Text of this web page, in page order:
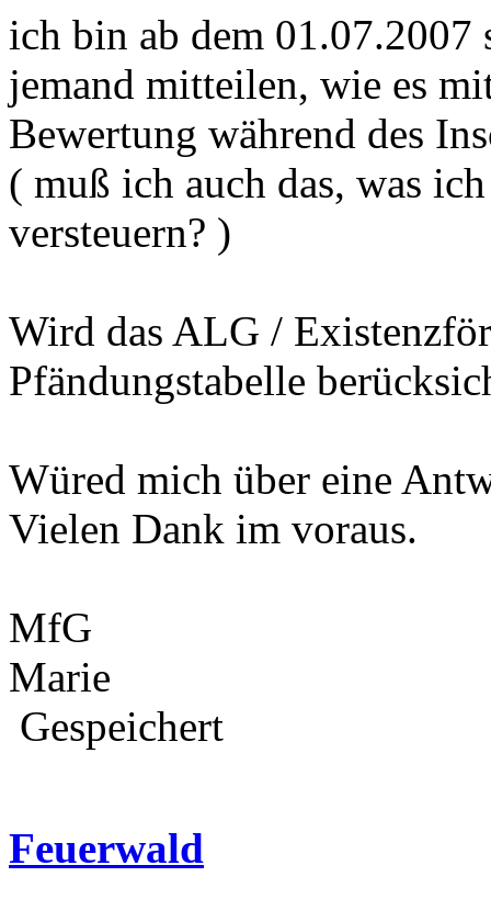
ich bin ab dem
jemand mitteilen, wie es
Bewertung während des
( muß ich auch das, was
versteuern? )
Wird das ALG /
Pfändungstabelle
Würed mich über eine
Vielen Dank im voraus.
MfG
Marie
Gespeichert
Feuerwald